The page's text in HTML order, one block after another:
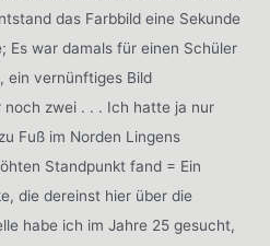
das Farbbild eine Sekunde
Es war damals für einen Schüler
ein vernünftiges Bild
noch zwei . . . Ich hatte ja nur
Fuß im Norden Lingens
Standpunkt fand = Ein
die dereinst hier über die
habe ich im Jahre 25 gesucht,